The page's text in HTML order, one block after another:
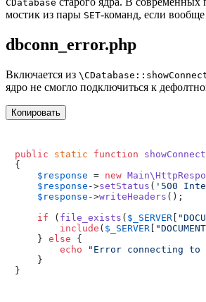
CDatabase
мостик из пары SET-команд, если
dbconn_error.php
Включается из
ядро не смогло подключиться к
Копировать
public static function
{
$response = new
$response ->setStatus ( '500
$response ->writeHeaders ();
if ( file_exists ( $_SERVER
include ( $_SERVER
    }
else {
echo
"Error connecting
    }